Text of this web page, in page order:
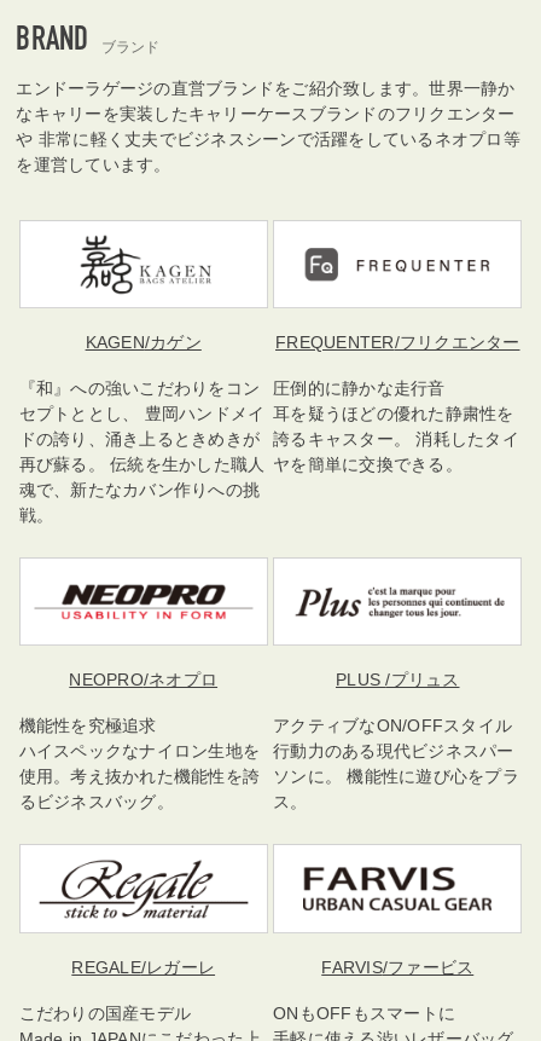
BRAND ブランド
エンドーラゲージの直営ブランドをご紹介致します。世界一静か
なキャリーを実装したキャリーケースブランドのフリクエンター
や 非常に軽く丈夫でビジネスシーンで活躍をしているネオプロ等
を運営しています。
KAGEN/カゲン
『和』への強いこだわりをコン
セプトととし、 豊岡ハンドメイ
ドの誇り、涌き上るときめきが
再び蘇る。 伝統を生かした職人
魂で、新たなカバン作りへの挑
戦。
FREQUENTER/フリクエンター
圧倒的に静かな走行音
耳を疑うほどの優れた静粛性を
誇るキャスター。 消耗したタイ
ヤを簡単に交換できる。
NEOPRO/ネオプロ
機能性を究極追求
ハイスペックなナイロン生地を
使用。考え抜かれた機能性を誇
るビジネスバッグ。
PLUS/プリュス
アクティブなON/OFFスタイル
行動力のある現代ビジネスパー
ソンに。 機能性に遊び心をプラ
ス。
REGALE/レガーレ
こだわりの国産モデル
FARVIS/ファービス
ONもOFFもスマートに